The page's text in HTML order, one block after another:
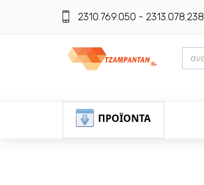
2310.769.050 - 2313.078.238
ΠΡΟΪΟΝΤΑ